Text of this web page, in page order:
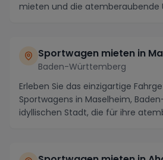
mieten und die atemberaubende
Sportwagen mieten in
Baden-Württemberg
Erleben Sie das einzigartige
Sportwagens in Maselheim,
idyllischen Stadt, die für ihre